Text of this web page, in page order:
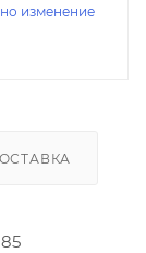
изменение